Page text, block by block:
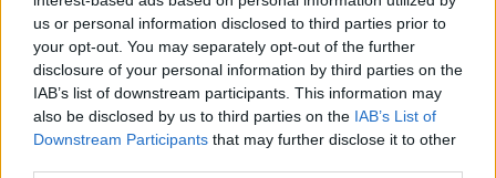
us or personal information disclosed to third parties prior to
your opt-out. You may separately opt-out of the further
disclosure of your personal information by third parties on the
IAB’s list of downstream participants. This information may
also be disclosed by us to third parties on the IAB’s List of
Downstream Participants that may further disclose it to other
Oliveirense já está na estrada na Volta a Portugal
5/08/2026